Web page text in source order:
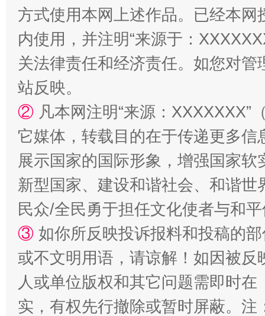
阿坝州三大球赛在茂县开幕
国家大学科技园优化重塑工作
方式使用本网上述作品。已经本
内使用，并注明“来源于：
关法律责任和经济责任。如您对
站反映。
② 凡本网注明“来源：
它媒体，转载目的在于传递更多
展示国家的国际形象，增强国家
新型国家、建设和谐社会、和谐
民众/全民勇于担任文化使者与和
③ 如你所反映投诉报料和投稿的
或不文明用语，请谅解！如因被
人或单位版权和其它问题需即时在
实，有权先行撤除或暂时屏蔽。